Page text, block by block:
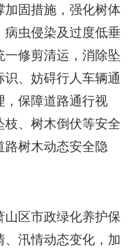
固措施，强化树体
虫侵染及过度低垂
修剪清运，消除坠
、妨碍行人车辆通
，保障道路通行视
枝、树木倒伏等安全
路树木动态安全隐
区市政绿化养护保
、汛情动态变化，加